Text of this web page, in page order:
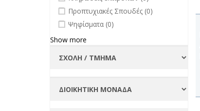
undefined
Προπτυχιακές Σπουδές (0)
undefined
Ψηφίσματα (0)
Show more